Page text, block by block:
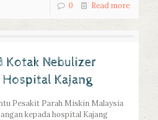
0 Read more
Kotak Nebulizer
Hospital Kajang
Pesakit Parah Miskin Malaysia
kepada hospital Kajang